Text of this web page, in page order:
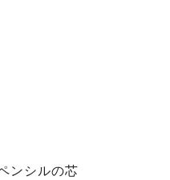
ンシルの芯